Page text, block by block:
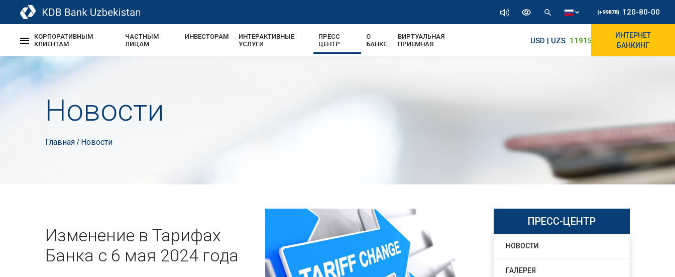
(+99878) 120-80-00
КОРПОРАТИВНЫМ
КЛИЕНТАМ
ЧАСТНЫМ
ЛИЦАМ
ИНВЕСТОРАМ
ИНТЕРАКТИВНЫЕ
УСЛУГИ
ПРЕСС
ЦЕНТР
О
БАНКЕ
ВИРТУАЛЬНАЯ
ПРИЕМНАЯ
USD | UZS 11915.64 11890/12010
ИНТЕРНЕТ
БАНКИНГ
Новости
Главная / Новости
Изменение в Тарифах
Банка с 6 мая 2024 года
ПРЕСС-ЦЕНТР
НОВОСТИ
ГАЛЕРЕЯ